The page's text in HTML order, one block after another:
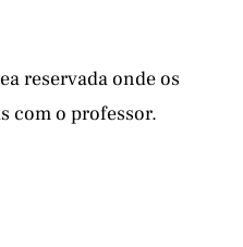
reservada onde os
com o professor.